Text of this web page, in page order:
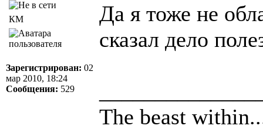
КМ
Зарегистрирован: 02
мар 2010, 18:24
Сообщения: 529
Да я тоже не
сказал дело
The beast